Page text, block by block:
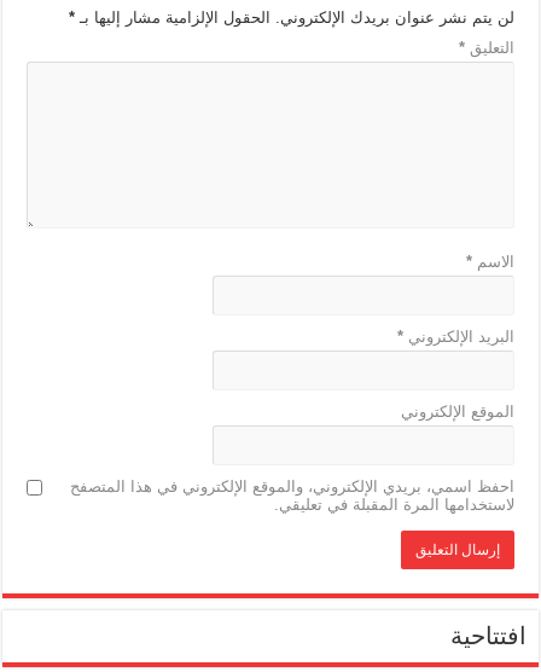
لن يتم نشر عنوان بريدك الإلكتروني. الحقول الإلزامية مشار إليها بـ*
التعليق*
الاسم*
البريد الإلكتروني*
الموقع الإلكتروني
احفظ اسمي، بريدي الإلكتروني، والموقع الإلكتروني في هذا المتصفح
لاستخدامها المرة المقبلة في تعليقي.
افتتاحية